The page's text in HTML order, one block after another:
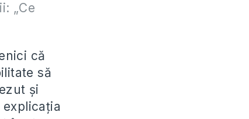
„Ce
că
să
și